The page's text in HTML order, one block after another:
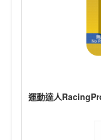
運動達人